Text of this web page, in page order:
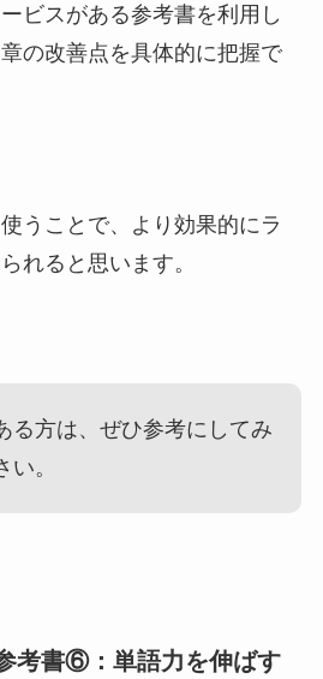
ビスがある参考書を利用し
の改善点を具体的に把握で
うことで、より効果的にラ
れると思います。
る方は、ぜひ参考にしてみ
い。
考書⑥：単語力を伸ばす